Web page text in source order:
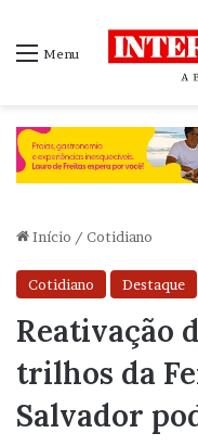
Menu
Início / Cotidiano
Cotidiano Destaque
Reativação
trilhos da
Salvador